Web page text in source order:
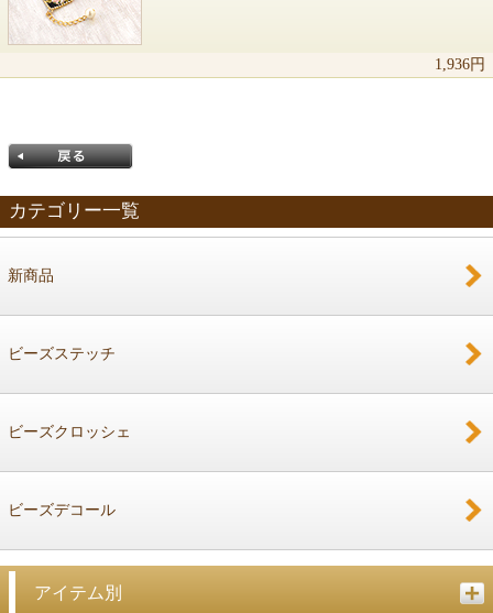
1,936円
カテゴリー一覧
新商品
ビーズステッチ
ビーズクロッシェ
ビーズデコール
アイテム別